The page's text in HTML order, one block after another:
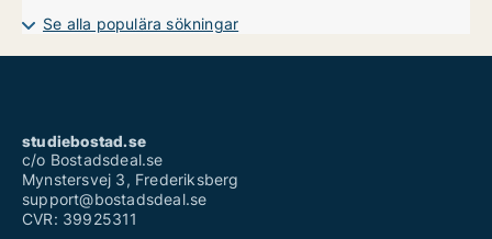
Bostäder att hyra i Malung-Sälen
Bostäder att hyra i Mora
Bostäder att hyra i Orsa
Bostäder att hyra i Vansbro
Bostäder att hyra i Älvdalen
Se alla populära sökningar
studiebostad.se
c/o Bostadsdeal.se
Mynstersvej 3, Frederiksberg
support@bostadsdeal.se
CVR: 39925311